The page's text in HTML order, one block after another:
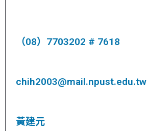
（08）7703202 # 7618
chih2003@mail.npust.edu.tw
黃建元